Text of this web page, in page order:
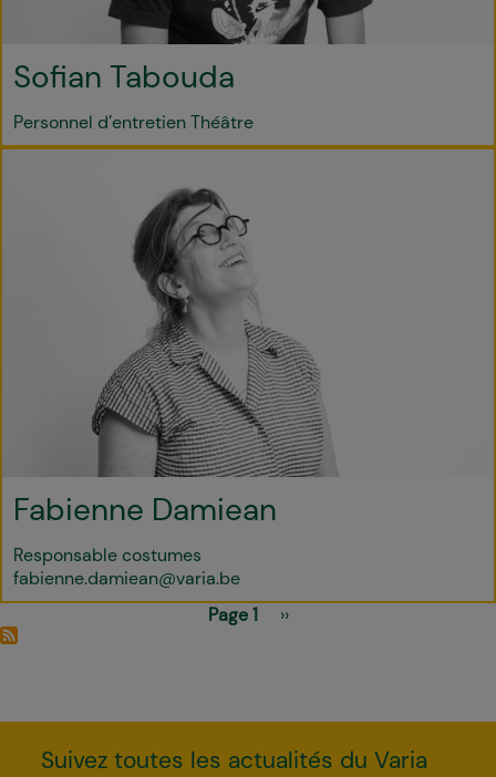
Sofian Tabouda
Personnel d’entretien Théâtre
Fabienne Damiean
Responsable costumes
fabienne.damiean@varia.be
Page 1
Page
››
Suivez toutes les actualités du Varia